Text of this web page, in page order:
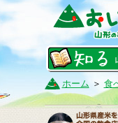
ホーム ＞ 食